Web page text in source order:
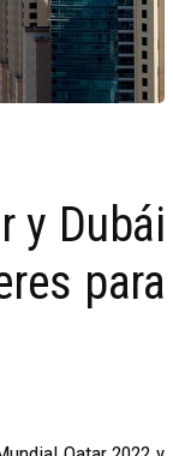
y Dubái
para